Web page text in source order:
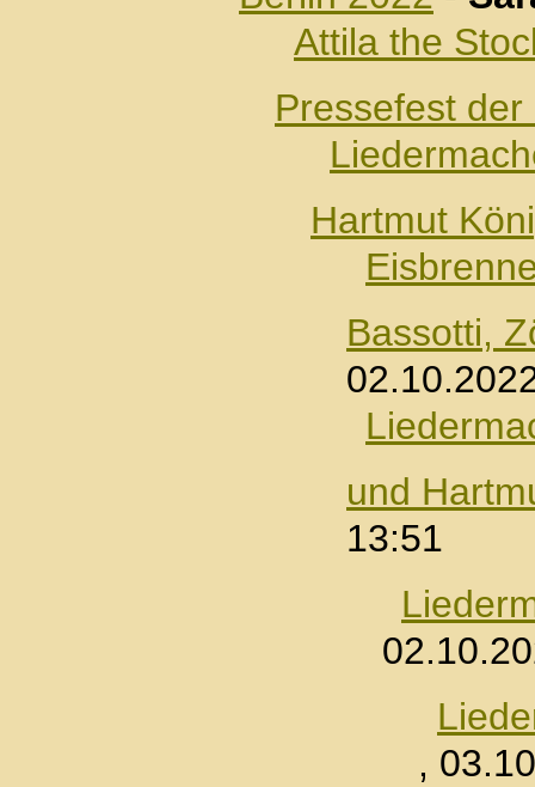
Attila the
Pressefest der
Hartmut
Bassotti,
und
13:51
,